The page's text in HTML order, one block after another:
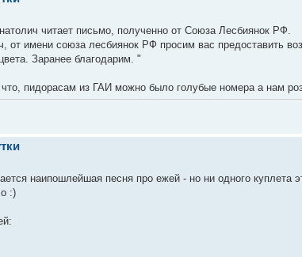
читает письмо, полученно от Союза Лесбиянок РФ.
от имени союза лесбиянок РФ просим вас предоставить
Заранее благодарим. "
пидорасам из ГАИ можно было голубые номера а нам
наипошлейшая песня про ежей - но ни одного куплета
:)